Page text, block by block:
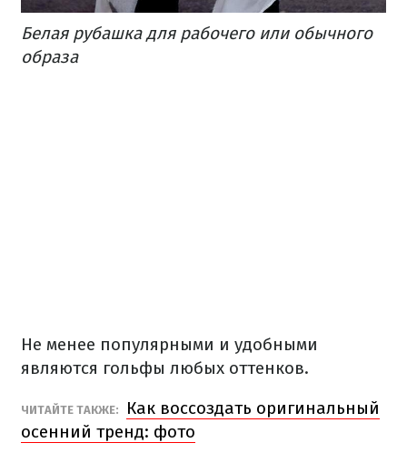
Белая рубашка для рабочего или обычного
образа
Не менее популярными и удобными
являются гольфы любых оттенков.
ЧИТАЙТЕ ТАКЖЕ:
Как воссоздать оригинальный
осенний тренд: фото